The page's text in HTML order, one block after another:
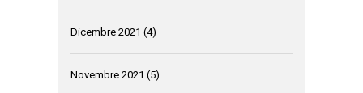
Dicembre 2021 (4)
Novembre 2021 (5)